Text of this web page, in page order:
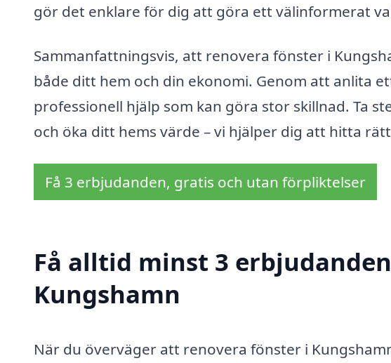
gör det enklare för dig att göra ett välinformerat
Sammanfattningsvis, att renovera fönster i
både ditt hem och din ekonomi. Genom att anlita
professionell hjälp som kan göra stor skillnad. Ta
och öka ditt hems värde – vi hjälper dig att hitta
Få 3 erbjudanden, gratis och utan förpliktelser
Få alltid minst 3
Kungshamn
När du överväger att renovera fönster i